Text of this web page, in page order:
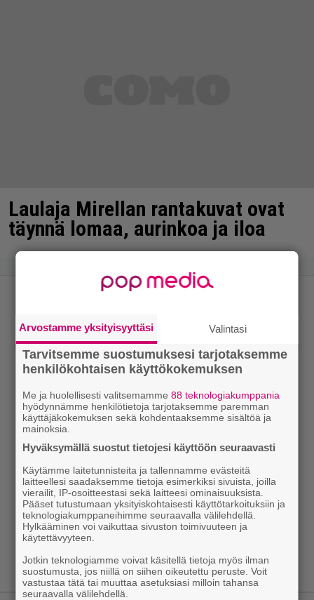
Laulaja Mirellan rantakuvat ovat
täynnä lomaa, aurinkoa ja iloa
Arvostamme yksityisyyttäsi Valintasi
Tarvitsemme suostumuksesi tarjotaksemme
henkilökohtaisen käyttökokemuksen
Me ja huolellisesti valitsemamme88 teknologiakumppania
hyödynnämme henkilötietoja tarjotaksemme paremman
käyttäjäkokemuksen sekä kohdentaaksemme sisältöä ja
mainoksia.
Hyväksymällä suostut tietojesi käyttöön seuraavasti
Käytämme laitetunnisteita ja tallennamme evästeitä
laitteellesi saadaksemme tietoja esimerkiksi sivuista, joilla
vierailit, IP-osoitteestasi sekä laitteesi ominaisuuksista.
Pääset tutustumaan yksityiskohtaisesti käyttötarkoituksiin ja
teknologiakumppaneihimme seuraavalla välilehdellä.
Hylkääminen voi vaikuttaa sivuston toimivuuteen ja
käytettävyyteen.
Jotkin teknologiamme voivat käsitellä tietoja myös ilman
suostumusta, jos niillä on siihen oikeutettu peruste. Voit
vastustaa tätä tai muuttaa asetuksiasi milloin tahansa
seuraavalla välilehdellä.